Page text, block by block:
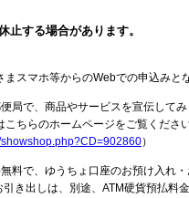
する場合があります。
スマホ等からのWebでの申込みと
局で、商品やサービスを宣伝して
ちらのホームページをご覧くださ
）
料で、ゆうちょ口座のお預け入れ
き出しは、別途、ATM硬貨預払料